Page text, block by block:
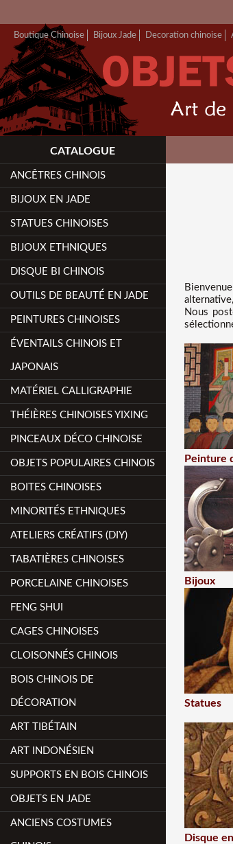
Boutique Chinoise Bijoux Jade Decoration chinoise
CATALOGUE
ANCÊTRES CHINOIS
BIJOUX EN JADE
STATUES CHINOISES
BIJOUX ETHNIQUES
DISQUE BI CHINOIS
OUTILS DE BEAUTÉ EN JADE
PEINTURES CHINOISES
ÉVENTAILS CHINOIS ET
JAPONAIS
MATÉRIEL CALLIGRAPHIE
THÉIÈRES CHINOISES YIXING
PINCEAUX DÉCO CHINOISE
OBJETS POPULAIRES CHINOIS
BOITES CHINOISES
MINORITÉS ETHNIQUES
ATELIERS CRÉATIFS (DIY)
TABATIÈRES CHINOISES
PORCELAINE CHINOISES
FENG SHUI
CAGES CHINOISES
CLOISONNÉS CHINOIS
BOIS CHINOIS DE
DÉCORATION
ART TIBÉTAIN
ART INDONÉSIEN
SUPPORTS EN BOIS CHINOIS
OBJETS EN JADE
ANCIENS COSTUMES
Nous
Peinture
Bijoux
Statues
Disque